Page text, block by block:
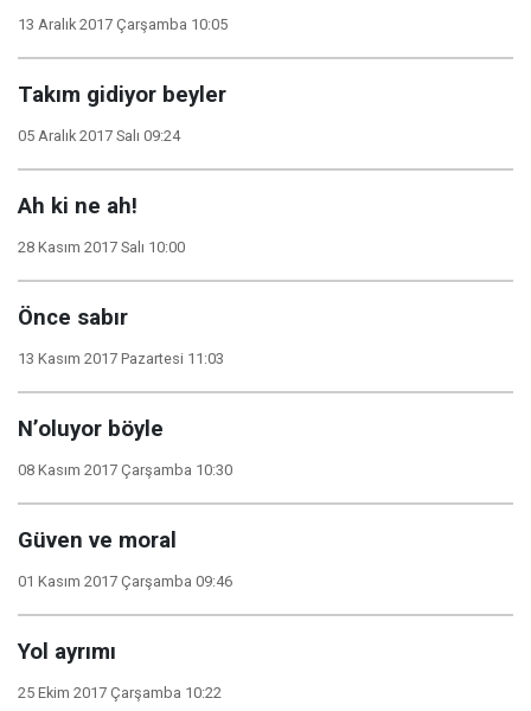
13 Aralık 2017 Çarşamba 10:05
Takım gidiyor beyler
05 Aralık 2017 Salı 09:24
Ah ki ne ah!
28 Kasım 2017 Salı 10:00
Önce sabır
13 Kasım 2017 Pazartesi 11:03
N’oluyor böyle
08 Kasım 2017 Çarşamba 10:30
Güven ve moral
01 Kasım 2017 Çarşamba 09:46
Yol ayrımı
25 Ekim 2017 Çarşamba 10:22